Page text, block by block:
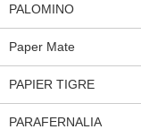
PALOMINO
Paper Mate
PAPIER TIGRE
PARAFERNALIA